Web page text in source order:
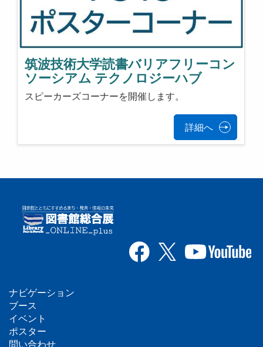
筑波技術大学読書バリアフリーコン
ソーシアム テクノロジーハブ
スピーカーズコーナーを開催します。
詳細へ
フ
ッ
ナビゲーション
ブース
イベント
ポスター
問い合わせ